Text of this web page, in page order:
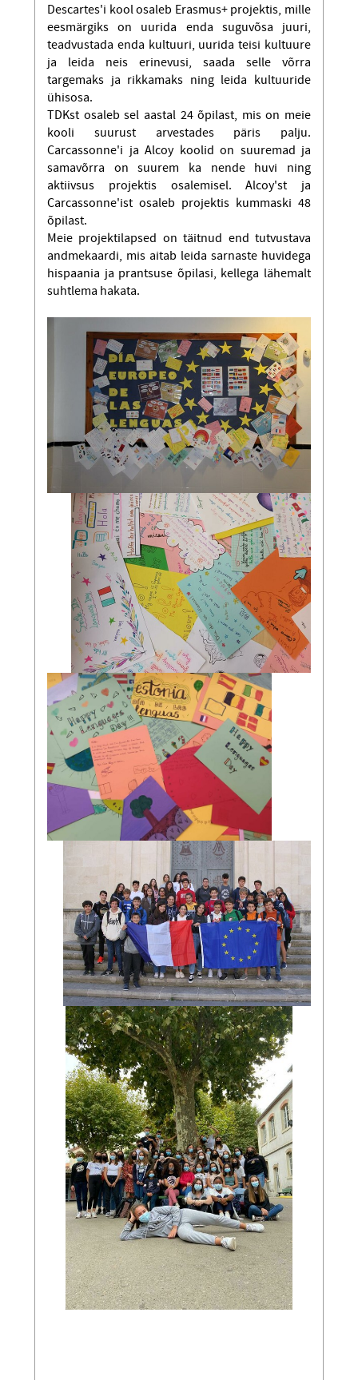
Descartes'i kool osaleb Erasmus+ projektis, mille
eesmärgiks on uurida enda suguvõsa juuri,
teadvustada enda kultuuri, uurida teisi kultuure
ja leida neis erinevusi, saada selle võrra
targemaks ja rikkamaks ning leida kultuuride
ühisosa.
TDKst osaleb sel aastal 24 õpilast, mis on meie
kooli suurust arvestades päris palju.
Carcassonne'i ja Alcoy koolid on suuremad ja
samavõrra on suurem ka nende huvi ning
aktiivsus projektis osalemisel. Alcoy'st ja
Carcassonne'ist osaleb projektis kummaski 48
õpilast.
Meie projektilapsed on täitnud end tutvustava
andmekaardi, mis aitab leida sarnaste huvidega
hispaania ja prantsuse õpilasi, kellega lähemalt
suhtlema hakata.